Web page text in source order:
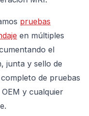
pruebas
en múltiples
el
junta y sello de
de pruebas
y cualquier